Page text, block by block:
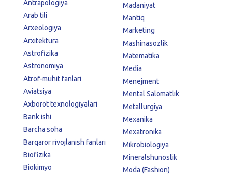
Antrapologiya
Arab tili
Arxeologiya
Arxitektura
Astrofizika
Astronomiya
Atrof-muhit fanlari
Aviatsiya
Axborot texnologiyalari
Bank ishi
Barcha soha
Barqaror rivojlanish fanlari
Biofizika
Biokimyo
Madaniyat
Mantiq
Marketing
Mashinasozlik
Matematika
Media
Menejment
Mental Salomatlik
Metallurgiya
Mexanika
Mexatronika
Mikrobiologiya
Mineralshunoslik
Moda (Fashion)